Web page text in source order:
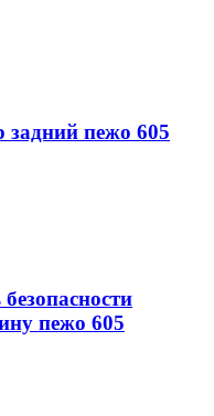
задний пежо 605
пежо 605